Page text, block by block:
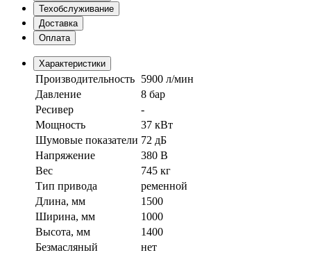
Техобслуживание
Доставка
Оплата
Характеристики
Производительность 5900 л/мин
Давление
8 бар
Ресивер
-
Мощность
37 кВт
Шумовые показатели 72 дБ
Напряжение
380 В
Вес
745 кг
Тип привода
ременной
Длина, мм
1500
Ширина, мм
1000
Высота, мм
1400
Безмасляный
нет